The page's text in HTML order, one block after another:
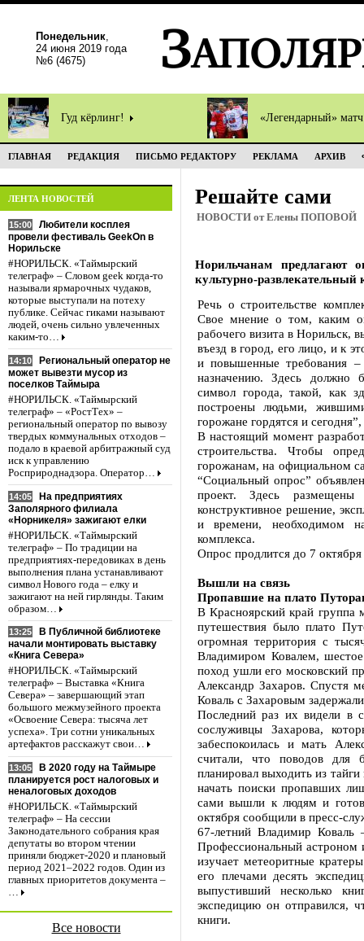
Понедельник,
24 июня 2019 года
№6 (4675)
Гуд кёрлинг! «Легендарный»
ГЛАВНАЯ РЕДАКЦИЯ ПИСЬМО РЕДАКТОРУ РЕКЛАМА АРХИВ
ЛЕНТА НОВОСТЕЙ
15:00
Любители косплея
провели фестиваль GeekOn в
Норильске
#НОРИЛЬСК. «Таймырский
телеграф» – Словом geek когда-то
называли ярмарочных чудаков,
которые выступали на потеху
публике. Сейчас гиками называют
людей, очень сильно увлеченных
каким-то…
14:10
Региональный оператор не
может вывезти мусор из
поселков Таймыра
#НОРИЛЬСК. «Таймырский
телеграф» – «РостТех» –
региональный оператор по вывозу
твердых коммунальных отходов –
подало в краевой арбитражный суд
иск к управлению
Росприроднадзора. Оператор…
14:05
На предприятиях
Заполярного филиала
«Норникеля» зажигают елки
#НОРИЛЬСК. «Таймырский
телеграф» – По традиции на
предприятиях-передовиках в день
выполнения плана устанавливают
символ Нового года – елку и
зажигают на ней гирлянды. Таким
образом…
13:25
В Публичной библиотеке
начали монтировать выставку
«Книга Севера»
#НОРИЛЬСК. «Таймырский
телеграф» – Выставка «Книга
Севера» – завершающий этап
большого межмузейного проекта
«Освоение Севера: тысяча лет
успеха». Три сотни уникальных
артефактов расскажут свои…
13:05
В 2020 году на Таймыре
планируется рост налоговых и
неналоговых доходов
#НОРИЛЬСК. «Таймырский
телеграф» – На сессии
Законодательного собрания края
депутаты во втором чтении
приняли бюджет-2020 и плановый
период 2021–2022 годов. Один из
главных приоритетов документа –
…
Все новости
Решайте сами
НОВОСТИ от Елены ПОПОВОЙ
Норильчанам предлагают
культурно-развлекательный
Речь о строительстве
Свое мнение о том, каким
рабочего визита в Норильск,
въезд в город, его лицо, и к
и повышенные требования
назначению. Здесь должно
символ города, такой, как
построены людьми,
горожане гордятся и сегодня”,
В настоящий момент
строительства. Чтобы
горожанам, на официальном
“Социальный опрос”
проект. Здесь
конструктивное решение,
и времени, необходимом на
комплекса.
Опрос продлится до 7
Вышли на связь
Пропавшие на плато
В Красноярский край
путешествия было плато
огромная территория с
Владимиром Ковалем,
поход ушли его московский
Александр Захаров. Спустя
Коваль с Захаровым
Последний раз их видели в
сослуживцы Захарова,
забеспокоилась и мать
считали, что поводов для
планировал выходить из
начать поиски пропавших
сами вышли к людям и
октября сообщили в пресс-
67-летний Владимир Коваль
Профессиональный астроном
изучает метеоритные
его плечами десять
выпустивший несколько
экспедицию он отправился,
книги.